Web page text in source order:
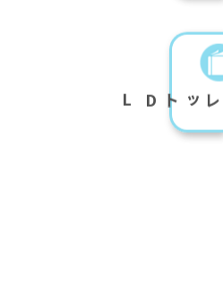
パンフレット
D
L